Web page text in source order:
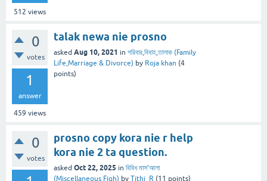
512 views
0
votes
1
answer
459 views
talak newa nie prosno
asked Aug 10, 2021 in পরিবার,বিবাহ,তালাক (Family
Life,Marriage & Divorce) by Roja khan (4
points)
0
votes
prosno copy kora nie r help
kora nie 2 ta question.
asked Oct 22, 2025 in বিবিধ মাস’আলা
(Miscellaneous Fiqh) by Tithi_R (11 points)